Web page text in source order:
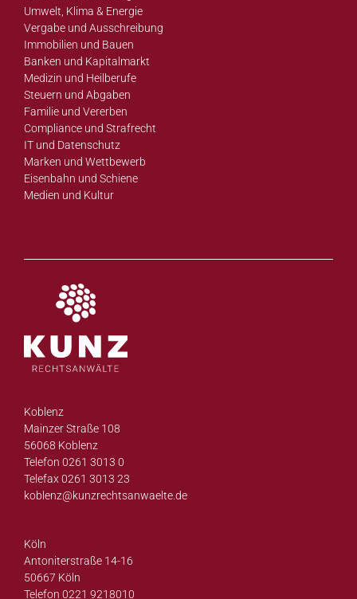
Umwelt, Klima & Energie
Vergabe und Ausschreibung
Immobilien und Bauen
Banken und Kapitalmarkt
Medizin und Heilberufe
Steuern und Abgaben
Familie und Vererben
Compliance und Strafrecht
IT und Datenschutz
Marken und Wettbewerb
Eisenbahn und Schiene
Medien und Kultur
Koblenz
Mainzer Straße 108
56068 Koblenz
Telefon 0261 3013 0
Telefax 0261 3013 23
koblenz@kunzrechtsanwaelte.de
Köln
Antoniterstraße 14-16
50667 Köln
Telefon 0221 9218010